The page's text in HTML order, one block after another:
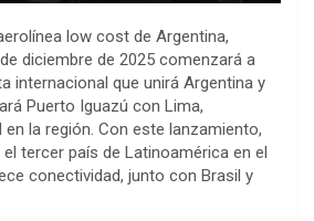
low cost de Argentina,
diciembre de 2025 comenzará a
internacional que unirá Argentina y
Puerto Iguazú con Lima,
la región. Con este lanzamiento,
tercer país de Latinoamérica en el
conectividad, junto con Brasil y